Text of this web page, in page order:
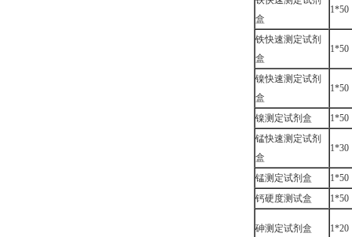
盒
1*50
铁快速测定试剂
盒
1*50
镍快速测定试剂
盒
1*50
镍测定试剂盒
1*50
锰快速测定试剂
盒
1*30
锰测定试剂盒
1*50
钙硬度测试盒
1*50
砷测定试剂盒 1*20